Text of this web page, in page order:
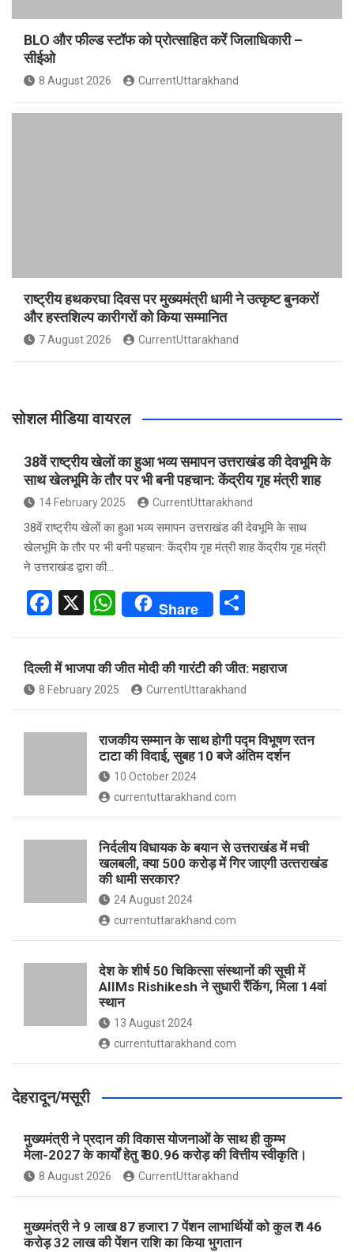
BLO और फील्ड स्टॉफ को प्रोत्साहित करें जिलाधिकारी –
सीईओ
8 August 2026 CurrentUttarakhand
राष्ट्रीय हथकरघा दिवस पर मुख्यमंत्री धामी ने उत्कृष्ट बुनकरों
और हस्तशिल्प कारीगरों को किया सम्मानित
7 August 2026 CurrentUttarakhand
सोशल मीडिया वायरल
38वें राष्ट्रीय खेलों का हुआ भव्य समापन उत्तराखंड की देवभूमि के
साथ खेलभूमि के तौर पर भी बनी पहचान: केंद्रीय गृह मंत्री शाह
14 February 2025 CurrentUttarakhand
38वें राष्ट्रीय खेलों का हुआ भव्य समापन उत्तराखंड की देवभूमि के साथ
खेलभूमि के तौर पर भी बनी पहचान: केंद्रीय गृह मंत्री शाह केंद्रीय गृह मंत्री
ने उत्तराखंड द्वारा की…
F
ce
b
o
o
X
W
at
s
A
p
p
Share
e
दिल्ली में भाजपा की जीत मोदी की गारंटी की जीत: महाराज
8 February 2025 CurrentUttarakhand
राजकीय सम्मान के साथ होगी पद्म विभूषण रतन
टाटा की विदाई, सुबह 10 बजे अंतिम दर्शन
10 October 2024
currentuttarakhand.com
निर्दलीय विधायक के बयान से उत्तराखंड में मची
खलबली, क्‍या 500 करोड़ में गिर जाएगी उत्‍तराखंड
की धामी सरकार?
24 August 2024
currentuttarakhand.com
देश के शीर्ष 50 चिकित्सा संस्थानों की सूची में
AIIMs Rishikesh ने सुधारी रैंकिंग, मिला 14वां
स्थान
13 August 2024
currentuttarakhand.com
देहरादून/मसूरी
मुख्यमंत्री ने प्रदान की विकास योजनाओं के साथ ही कुम्भ
मेला-2027 के कार्यों हेतु ₹ 80.96 करोड़ की वित्तीय स्वीकृति।
8 August 2026 CurrentUttarakhand
मुख्यमंत्री ने 9 लाख 87 हजार17 पेंशन लाभार्थियों को कुल ₹ 146
करोड़ 32 लाख की पेंशन राशि का किया भुगतान